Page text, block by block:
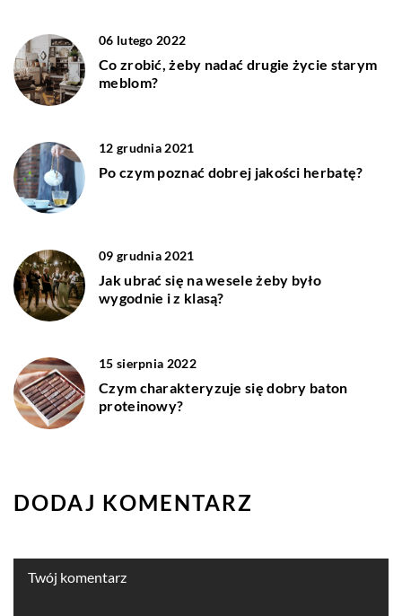
06 lutego 2022
Co zrobić, żeby nadać drugie życie starym
meblom?
12 grudnia 2021
Po czym poznać dobrej jakości herbatę?
09 grudnia 2021
Jak ubrać się na wesele żeby było
wygodnie i z klasą?
15 sierpnia 2022
Czym charakteryzuje się dobry baton
proteinowy?
DODAJ KOMENTARZ